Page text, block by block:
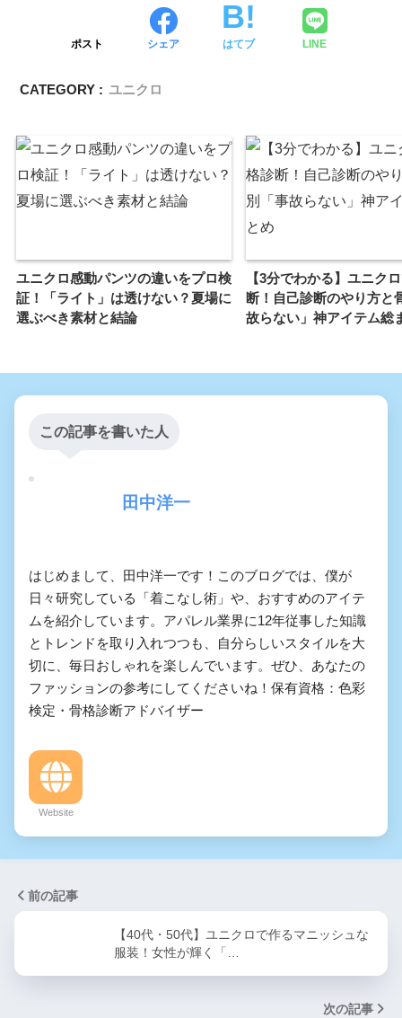
ポスト シェア はてブ LINE
CATEGORY : ユニクロ
ユニクロ感動パンツの違いをプロ検
証！「ライト」は透けない？夏場に
選ぶべき素材と結論
【3分でわかる】ユニク
断！自己診断のやり方と
故らない」神アイテム総
この記事を書いた人
田中洋一
はじめまして、田中洋一です！このブログでは、僕が
日々研究している「着こなし術」や、おすすめのアイテ
ムを紹介しています。アパレル業界に12年従事した知識
とトレンドを取り入れつつも、自分らしいスタイルを大
切に、毎日おしゃれを楽しんでいます。ぜひ、あなたの
ファッションの参考にしてくださいね！保有資格：色彩
検定・骨格診断アドバイザー
Website
前の記事
【40代・50代】ユニクロで作るマニッシュな
服装！女性が輝く「…
次の記事